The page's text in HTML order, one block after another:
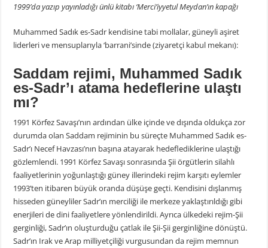
1999’da yazıp yayınladığı ünlü kitabı ‘Merci’iyyetul Meydan’ın kapağı
Muhammed Sadık es-Sadr kendisine tabi mollalar, güneyli aşiret
liderleri ve mensuplarıyla ‘barrani’sinde (ziyaretçi kabul mekanı):
Saddam rejimi, Muhammed Sadık
es-Sadr’ı atama hedeflerine ulaştı
mı?
1991 Körfez Savaşı’nın ardından ülke içinde ve dışında oldukça zor
durumda olan Saddam rejiminin bu süreçte Muhammed Sadık es-
Sadr’ı Necef Havzası’nın başına atayarak hedeflediklerine ulaştığı
gözlemlendi. 1991 Körfez Savaşı sonrasında Şii örgütlerin silahlı
faaliyetlerinin yoğunlaştığı güney illerindeki rejim karşıtı eylemler
1993’ten itibaren büyük oranda düşüşe geçti. Kendisini dışlanmış
hisseden güneyliler Sadr’ın merciliği ile merkeze yaklaştırıldığı gibi
enerjileri de dini faaliyetlere yönlendirildi. Ayrıca ülkedeki rejim-Şii
gerginliği, Sadr’ın oluşturduğu çatlak ile Şii-Şii gerginliğine dönüştü.
Sadr’ın Irak ve Arap milliyetçiliği vurgusundan da rejim memnun